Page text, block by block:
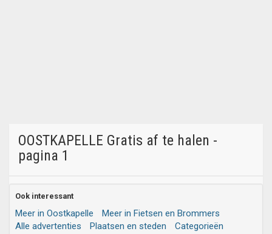
OOSTKAPELLE Gratis af te halen -
pagina 1
Ook interessant
Meer in Oostkapelle
Meer in Fietsen en Brommers
Alle advertenties
Plaatsen en steden Categorieën